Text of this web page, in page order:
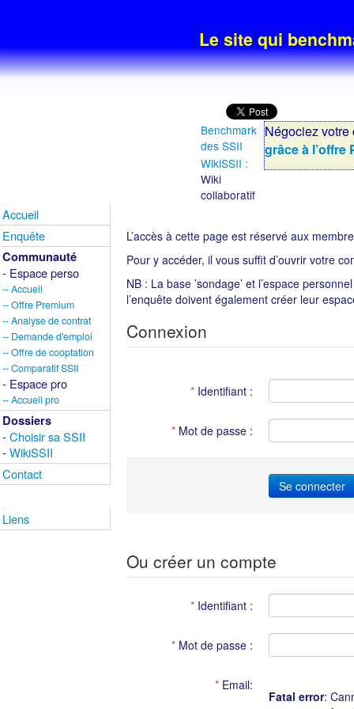
Le site qui
Benchmark
des SSII
WikiSSII :
Wiki
collaboratif
Négociez votre
grâce à l’offre
Accueil
Enquête
Communauté
- Espace perso
-- Accueil
-- Offre Premium
-- Analyse de contrat
-- Demande d'emploi
-- Offre de cooptation
-- Comparatif SSII
- Espace pro
-- Accueil pro
Dossiers
-Choisir sa SSII
-WikiSSII
Contact
Liens
L’accès à cette page est réservé aux
Pour y accéder, il vous suffit d’ouvrir votre
NB : La base ’sondage’ et l’espace
l’enquête doivent également créer leur
Connexion
* Identifiant :
* Mot de passe :
Ou créer un compte
* Identifiant :
* Mot de passe :
* Email:
Fatal error :